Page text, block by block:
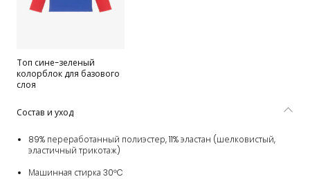
Топ сине-зеленый
колорблок для базового
слоя
Состав и уход
89% переработанный полиэстер, 11% эластан (шелковистый,
эластичный трикотаж)
Машинная стирка 30°C